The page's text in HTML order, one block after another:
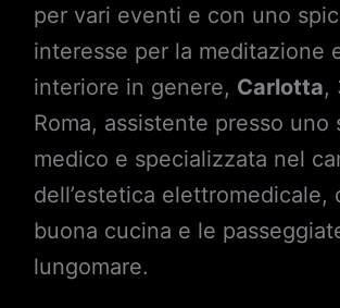
per vari eventi e con uno
interesse per la meditazione
interiore in genere, Carlotta,
Roma, assistente presso uno
medico e specializzata nel
dell’estetica elettromedicale,
buona cucina e le
lungomare.